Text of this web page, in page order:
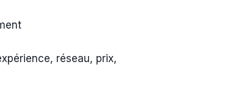
réseau, prix,